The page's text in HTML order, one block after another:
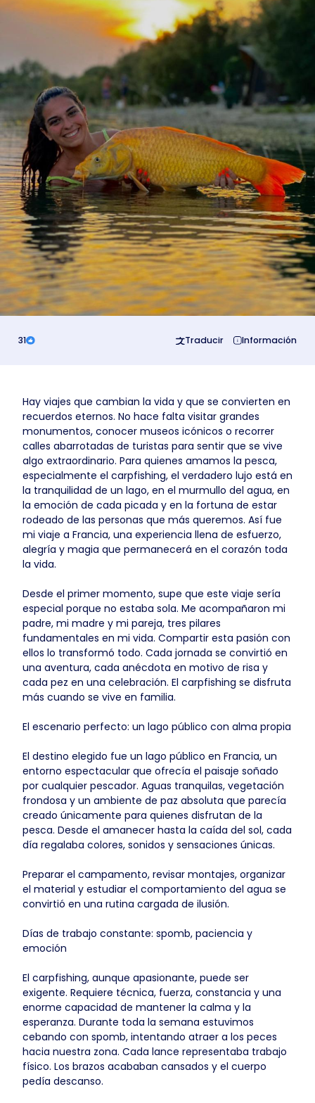
Business
31 Traducir Información
Hay viajes que cambian la vida y que se convierten en
recuerdos eternos. No hace falta visitar grandes
monumentos, conocer museos icónicos o recorrer
calles abarrotadas de turistas para sentir que se vive
algo extraordinario. Para quienes amamos la pesca,
especialmente el carpfishing, el verdadero lujo está en
la tranquilidad de un lago, en el murmullo del agua, en
la emoción de cada picada y en la fortuna de estar
rodeado de las personas que más queremos. Así fue
mi viaje a Francia, una experiencia llena de esfuerzo,
alegría y magia que permanecerá en el corazón toda
la vida.
Desde el primer momento, supe que este viaje sería
especial porque no estaba sola. Me acompañaron mi
padre, mi madre y mi pareja, tres pilares
fundamentales en mi vida. Compartir esta pasión con
ellos lo transformó todo. Cada jornada se convirtió en
una aventura, cada anécdota en motivo de risa y
cada pez en una celebración. El carpfishing se disfruta
más cuando se vive en familia.
El escenario perfecto: un lago público con alma propia
El destino elegido fue un lago público en Francia, un
entorno espectacular que ofrecía el paisaje soñado
por cualquier pescador. Aguas tranquilas, vegetación
frondosa y un ambiente de paz absoluta que parecía
creado únicamente para quienes disfrutan de la
pesca. Desde el amanecer hasta la caída del sol, cada
día regalaba colores, sonidos y sensaciones únicas.
Preparar el campamento, revisar montajes, organizar
el material y estudiar el comportamiento del agua se
convirtió en una rutina cargada de ilusión.
Días de trabajo constante: spomb, paciencia y
emoción
El carpfishing, aunque apasionante, puede ser
exigente. Requiere técnica, fuerza, constancia y una
enorme capacidad de mantener la calma y la
esperanza. Durante toda la semana estuvimos
cebando con spomb, intentando atraer a los peces
hacia nuestra zona. Cada lance representaba trabajo
físico. Los brazos acababan cansados y el cuerpo
pedía descanso.